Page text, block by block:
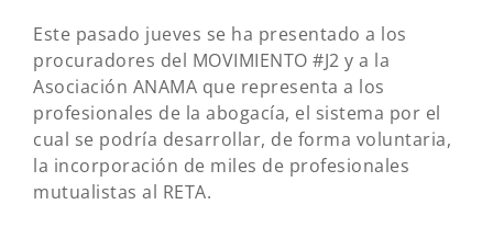
Este pasado jueves se ha presentado a los
procuradores del MOVIMIENTO #J2 y a la
Asociación ANAMA que representa a los
profesionales de la abogacía, el sistema por el
cual se podría desarrollar, de forma voluntaria,
la incorporación de miles de profesionales
mutualistas al RETA.